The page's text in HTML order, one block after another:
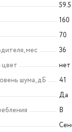
59.5
160
70
мес
36
нет
шума, дБ
41
Да
B